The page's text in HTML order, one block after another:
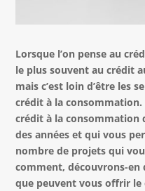
Lorsque l’on pense au
le plus souvent au crédit
mais c’est loin d’être les
crédit à la consommation.
crédit à la consommation
des années et qui vous
nombre de projets qui
comment, découvrons-en
que peuvent vous offrir